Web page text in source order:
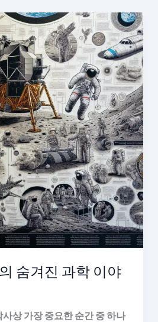
숨겨진 과학 이야
상 가장 중요한 순간 중 하나